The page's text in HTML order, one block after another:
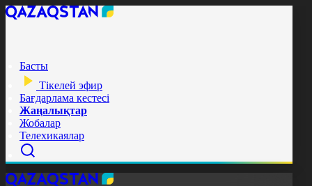
Басты
Тікелей эфир
Бағдарлама кестесі
Жаңалықтар
Жобалар
Телехикаялар